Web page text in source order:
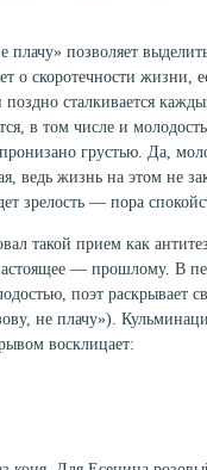
плачу» позволяет
о скоротечности жизни,
сталкивается
в том числе и
грустью. Да,
ведь жизнь на этом не
зрелость — пора
такой прием как
— прошлому. В
поэт раскрывает
не плачу»).
восклицает: